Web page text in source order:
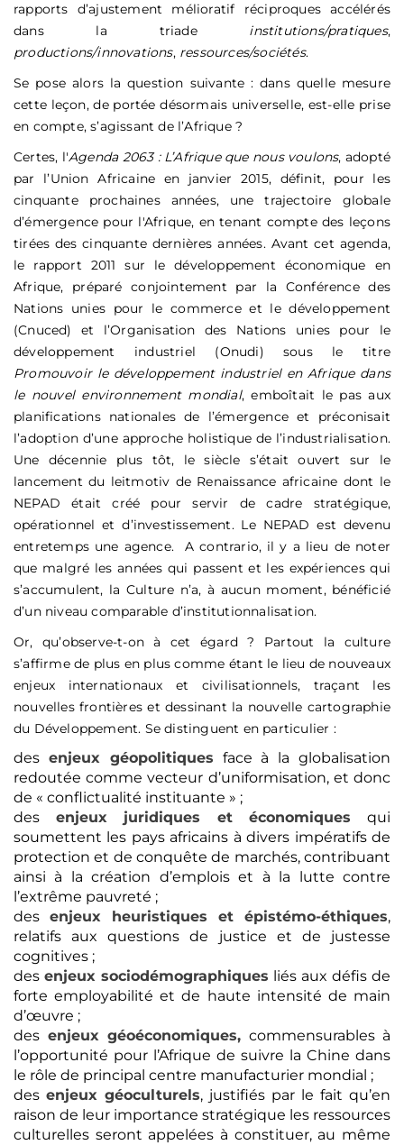
rapports d’ajustement mélioratif réciproques accélérés
dans la triade institutions/pratiques,
productions/innovations, ressources/sociétés.
Se pose alors la question suivante : dans quelle mesure
cette leçon, de portée désormais universelle, est-elle prise
en compte, s’agissant de l’Afrique ?
Certes, l'Agenda 2063 : L’Afrique que nous voulons, adopté
par l’Union Africaine en janvier 2015, définit, pour les
cinquante prochaines années, une trajectoire globale
d’émergence pour l'Afrique, en tenant compte des leçons
tirées des cinquante dernières années. Avant cet agenda,
le rapport 2011 sur le développement économique en
Afrique, préparé conjointement par la Conférence des
Nations unies pour le commerce et le développement
(Cnuced) et l’Organisation des Nations unies pour le
développement industriel (Onudi) sous le titre
Promouvoir le développement industriel en Afrique dans
le nouvel environnement mondial, emboîtait le pas aux
planifications nationales de l’émergence et préconisait
l’adoption d’une approche holistique de l’industrialisation.
Une décennie plus tôt, le siècle s’était ouvert sur le
lancement du leitmotiv de Renaissance africaine dont le
NEPAD était créé pour servir de cadre stratégique,
opérationnel et d’investissement. Le NEPAD est devenu
entretemps une agence. A contrario, il y a lieu de noter
que malgré les années qui passent et les expériences qui
s’accumulent, la Culture n’a, à aucun moment, bénéficié
d’un niveau comparable d’institutionnalisation.
Or, qu’observe-t-on à cet égard ? Partout la culture
s’affirme de plus en plus comme étant le lieu de nouveaux
enjeux internationaux et civilisationnels, traçant les
nouvelles frontières et dessinant la nouvelle cartographie
du Développement. Se distinguent en particulier :
des enjeux géopolitiques face à la globalisation
redoutée comme vecteur d’uniformisation, et donc
de « conflictualité instituante » ;
des enjeux juridiques et économiques qui
soumettent les pays africains à divers impératifs de
protection et de conquête de marchés, contribuant
ainsi à la création d’emplois et à la lutte contre
l’extrême pauvreté ;
des enjeux heuristiques et épistémo-éthiques,
relatifs aux questions de justice et de justesse
cognitives ;
des enjeux sociodémographiques liés aux défis de
forte employabilité et de haute intensité de main
d’œuvre ;
des enjeux géoéconomiques, commensurables à
l’opportunité pour l’Afrique de suivre la Chine dans
le rôle de principal centre manufacturier mondial ;
des enjeux géoculturels, justifiés par le fait qu’en
raison de leur importance stratégique les ressources
culturelles seront appelées à constituer, au même